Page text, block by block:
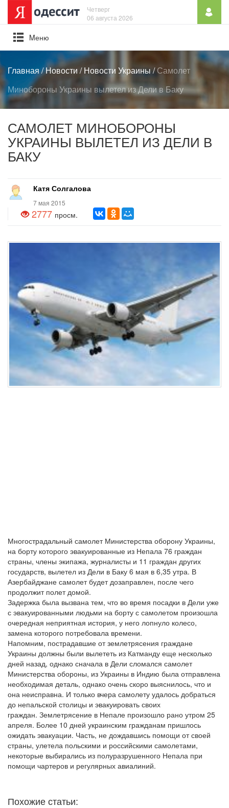
Четверг
06 августа 2026
Mеню
Главная/Новости /Новости Украины/Самолет
Минобороны Украины вылетел из Дели в Баку
САМОЛЕТ МИНОБОРОНЫ
УКРАИНЫ ВЫЛЕТЕЛ ИЗ ДЕЛИ В
БАКУ
Катя Солгалова
7 мая 2015
2777 просм.
Многострадальный самолет Министерства оборону Украины,
на борту которого эвакуированные из Непала 76 граждан
страны, члены экипажа, журналисты и 11 граждан других
государств, вылетел из Дели в Баку 6 мая в 6,35 утра. В
Азербайджане самолет будет дозаправлен, после чего
продолжит полет домой.
Задержка была вызвана тем, что во время посадки в Дели уже
с эвакуированными людьми на борту с самолетом произошла
очередная неприятная история, у него лопнуло колесо,
замена которого потребовала времени.
Напомним, пострадавшие от землетрясения граждане
Украины должны были вылететь из Катманду еще несколько
дней назад, однако сначала в Дели сломался самолет
Министерства обороны, из Украины в Индию была отправлена
необходимая деталь, однако очень скоро выяснилось, что и
она неисправна. И только вчера самолету удалось добраться
до непальской столицы и эвакуировать своих
граждан. Землетрясение в Непале произошло рано утром 25
апреля. Более 10 дней украинским гражданам пришлось
ожидать эвакуации. Часть, не дождавшись помощи от своей
страны, улетела польскими и российскими самолетами,
некоторые выбирались из полуразрушенного Непала при
помощи чартеров и регулярных авиалиний.
Похожие статьи: